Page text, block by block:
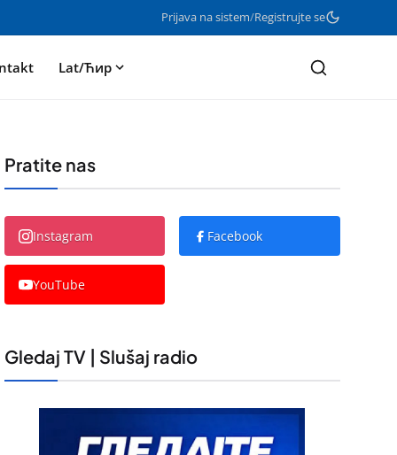
Prijava na sistem/Registrujte se
Lat/Ћир
Pratite nas
Instagram Facebook
YouTube
Gledaj TV | Slušaj radio